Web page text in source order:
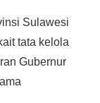
Sulawesi
tata kelola
Gubernur